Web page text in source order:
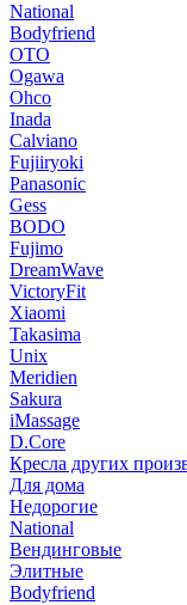
National
Bodyfriend
OTO
Ogawa
Ohco
Inada
Calviano
Fujiiryoki
Panasonic
Gess
BODO
Fujimo
DreamWave
VictoryFit
Xiaomi
Takasima
Unix
Meridien
Sakura
iMassage
D.Core
Кресла других
Для дома
Недорогие
National
Вендинговые
Элитные
Bodyfriend